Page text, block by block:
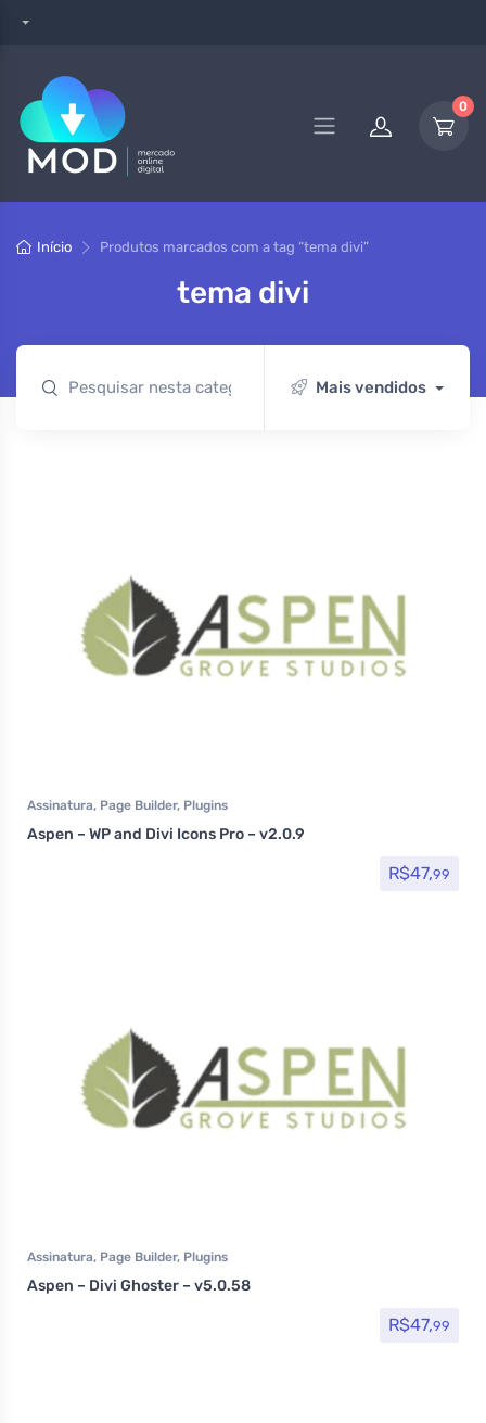
0
Início Produtos marcados com a tag “tema divi”
tema divi
Mais vendidos
Assinatura, Page Builder, Plugins
Aspen – WP and Divi Icons Pro – v2.0.9
R$47,99
Assinatura, Page Builder, Plugins
Aspen – Divi Ghoster – v5.0.58
R$47,99